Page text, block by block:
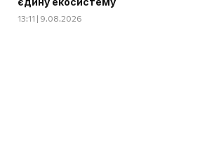
13:11 | 9.08.2026